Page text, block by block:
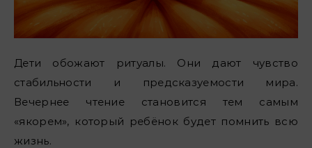
Дети обожают ритуалы. Они дают чувство
стабильности и предсказуемости мира.
Вечернее чтение становится тем самым
«якорем», который ребёнок будет помнить всю
жизнь.